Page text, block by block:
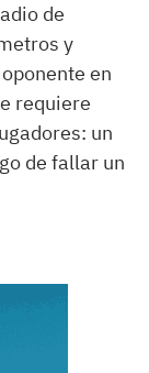
de
y
en
requiere
un
de fallar un